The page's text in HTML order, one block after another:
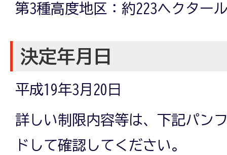
第3種高度地区：約223ヘクター
決定年月日
平成19年3月20日
詳しい制限内容等は、下記パン
ドして確認してください。